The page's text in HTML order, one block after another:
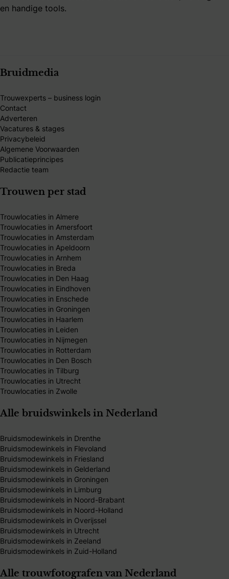
en handige tools.
Bruidmedia
Trouwexperts – business login
Contact
Adverteren
Vacatures & stages
Privacybeleid
Algemene Voorwaarden
Publicatieprincipes
Redactie team
Trouwen per stad
Trouwlocaties in Almere
Trouwlocaties in Amersfoort
Trouwlocaties in Amsterdam
Trouwlocaties in Apeldoorn
Trouwlocaties in Arnhem
Trouwlocaties in Breda
Trouwlocaties in Den Haag
Trouwlocaties in Eindhoven
Trouwlocaties in Enschede
Trouwlocaties in Groningen
Trouwlocaties in Haarlem
Trouwlocaties in Leiden
Trouwlocaties in Nijmegen
Trouwlocaties in Rotterdam
Trouwlocaties in Den Bosch
Trouwlocaties in Tilburg
Trouwlocaties in Utrecht
Trouwlocaties in Zwolle
Alle bruidswinkels in Nederland
Bruidsmodewinkels in Drenthe
Bruidsmodewinkels in Flevoland
Bruidsmodewinkels in Friesland
Bruidsmodewinkels in Gelderland
Bruidsmodewinkels in Groningen
Bruidsmodewinkels in Limburg
Bruidsmodewinkels in Noord-Brabant
Bruidsmodewinkels in Noord-Holland
Bruidsmodewinkels in Overijssel
Bruidsmodewinkels in Utrecht
Bruidsmodewinkels in Zeeland
Bruidsmodewinkels in Zuid-Holland
Alle trouwfotografen van Nederland